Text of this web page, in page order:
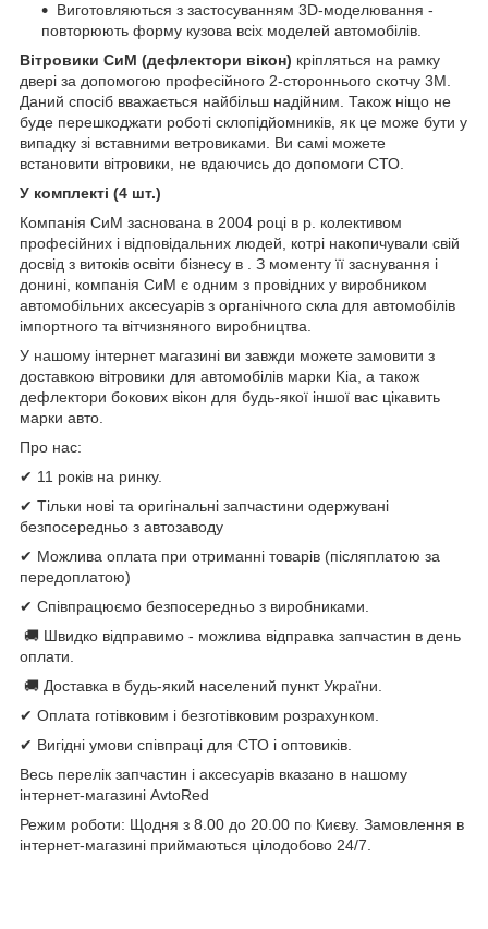
Виготовляються з застосуванням 3D-моделювання -
повторюють форму кузова всіх моделей автомобілів.
Вітровики СиМ (дефлектори вікон) кріпляться на рамку
двері за допомогою професійного 2-стороннього скотчу 3M.
Даний спосіб вважається найбільш надійним. Також ніщо не
буде перешкоджати роботі склопідйомників, як це може бути у
випадку зі вставними ветровиками. Ви самі можете
встановити вітровики, не вдаючись до допомоги СТО.
У комплекті (4 шт.)
Компанія СиМ заснована в 2004 році в р. колективом
професійних і відповідальних людей, котрі накопичували свій
досвід з витоків освіти бізнесу в . З моменту її заснування і
донині, компанія СиМ є одним з провідних у виробником
автомобільних аксесуарів з органічного скла для автомобілів
імпортного та вітчизняного виробництва.
У нашому інтернет магазині ви завжди можете замовити з
доставкою вітровики для автомобілів марки Kia, а також
дефлектори бокових вікон для будь-якої іншої вас цікавить
марки авто.
Про нас:
✔ 11 років на ринку.
✔ Тільки нові та оригінальні запчастини одержувані
безпосередньо з автозаводу
✔ Можлива оплата при отриманні товарів (післяплатою за
передоплатою)
✔ Співпрацюємо безпосередньо з виробниками.
🚚 Швидко відправимо - можлива відправка запчастин в день
оплати.
🚚 Доставка в будь-який населений пункт України.
✔ Оплата готівковим і безготівковим розрахунком.
✔ Вигідні умови співпраці для СТО і оптовиків.
Весь перелік запчастин і аксесуарів вказано в нашому
інтернет-магазині AvtoRed
Режим роботи: Щодня з 8.00 до 20.00 по Києву. Замовлення в
інтернет-магазині приймаються цілодобово 24/7.